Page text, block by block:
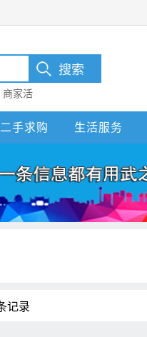
商家活
二手求购 生活服务
记录